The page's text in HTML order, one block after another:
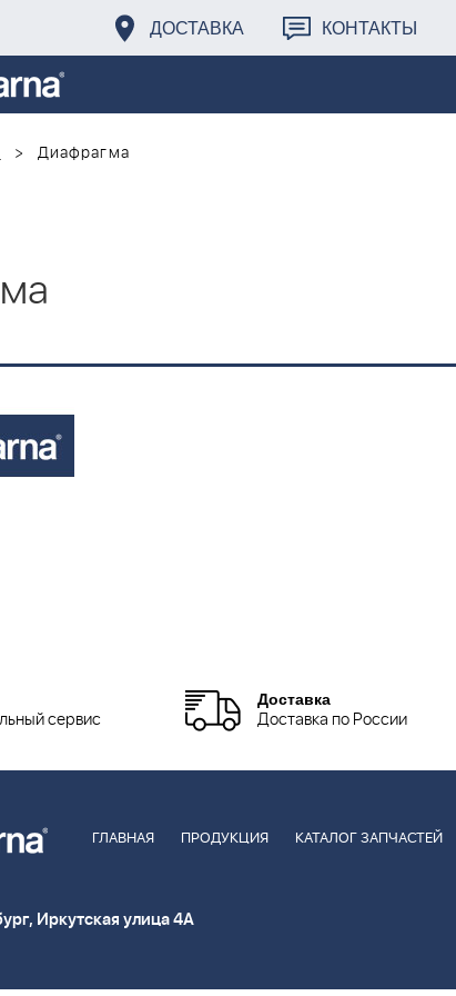
ДОСТАВКА КОНТАКТЫ
Диафрагма
сервис
Доставка
Доставка по России
ГЛАВНАЯ ПРОДУКЦИЯ КАТАЛОГ ЗАПЧАСТЕЙ
Иркутская улица 4А